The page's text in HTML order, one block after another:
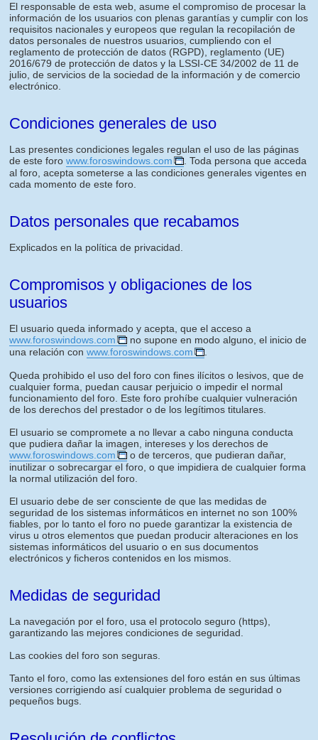
El responsable de esta web, asume el compromiso de procesar la
información de los usuarios con plenas garantías y cumplir con los
requisitos nacionales y europeos que regulan la recopilación de
datos personales de nuestros usuarios, cumpliendo con el
reglamento de protección de datos (RGPD), reglamento (UE)
2016/679 de protección de datos y la LSSI-CE 34/2002 de 11 de
julio, de servicios de la sociedad de la información y de comercio
electrónico.
Condiciones generales de uso
Las presentes condiciones legales regulan el uso de las páginas
de este foro www.foroswindows.com
. Toda persona que acceda
al foro, acepta someterse a las condiciones generales vigentes en
cada momento de este foro.
Datos personales que recabamos
Explicados en la política de privacidad.
Compromisos y obligaciones de los
usuarios
El usuario queda informado y acepta, que el acceso a
www.foroswindows.com
no supone en modo alguno, el inicio de
una relación con www.foroswindows.com
Queda prohibido el uso del foro con fines ilícitos o lesivos, que de
cualquier forma, puedan causar perjuicio o impedir el normal
funcionamiento del foro. Este foro prohíbe cualquier vulneración
de los derechos del prestador o de los legítimos titulares.
El usuario se compromete a no llevar a cabo ninguna conducta
que pudiera dañar la imagen, intereses y los derechos de
www.foroswindows.com
o de terceros, que pudieran dañar,
inutilizar o sobrecargar el foro, o que impidiera de cualquier forma
la normal utilización del foro.
El usuario debe de ser consciente de que las medidas de
seguridad de los sistemas informáticos en internet no son 100%
fiables, por lo tanto el foro no puede garantizar la existencia de
virus u otros elementos que puedan producir alteraciones en los
sistemas informáticos del usuario o en sus documentos
electrónicos y ficheros contenidos en los mismos.
Medidas de seguridad
La navegación por el foro, usa el protocolo seguro (https),
garantizando las mejores condiciones de seguridad.
Las cookies del foro son seguras.
Tanto el foro, como las extensiones del foro están en sus últimas
versiones corrigiendo así cualquier problema de seguridad o
pequeños bugs.